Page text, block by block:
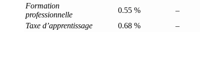
Formation
professionnelle
0.55 %
–
Taxe d’apprentissage
0.68 % –